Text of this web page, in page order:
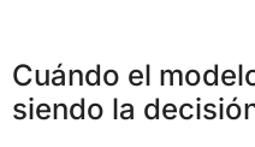
Cuándo el
siendo la